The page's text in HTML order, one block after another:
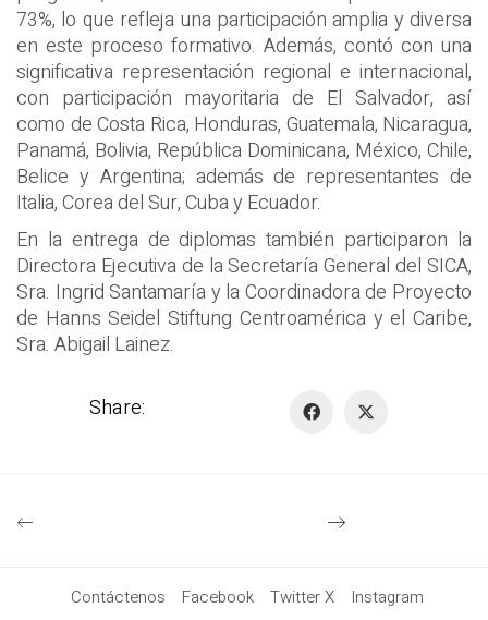
73%, lo que refleja una participación amplia y diversa
en este proceso formativo. Además, contó con una
significativa representación regional e internacional,
con participación mayoritaria de El Salvador, así
como de Costa Rica, Honduras, Guatemala, Nicaragua,
Panamá, Bolivia, República Dominicana, México, Chile,
Belice y Argentina; además de representantes de
Italia, Corea del Sur, Cuba y Ecuador.
En la entrega de diplomas también participaron la
Directora Ejecutiva de la Secretaría General del SICA,
Sra. Ingrid Santamaría y la Coordinadora de Proyecto
de Hanns Seidel Stiftung Centroamérica y el Caribe,
Sra. Abigail Lainez.
Share:
Contáctenos Facebook Twitter X Instagram